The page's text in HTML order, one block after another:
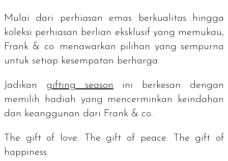
Mulai dari perhiasan emas berkualitas hingga
koleksi perhiasan berlian eksklusif yang memukau,
Frank & co. menawarkan pilihan yang sempurna
untuk setiap kesempatan berharga.
Jadikan gifting season ini berkesan dengan
memilih hadiah yang mencerminkan keindahan
dan keanggunan dari Frank & co.
The gift of love. The gift of peace. The gift of
happiness.